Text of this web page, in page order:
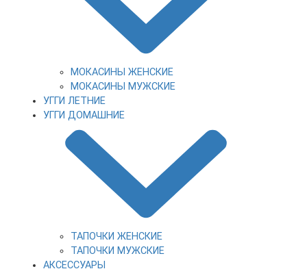
МОКАСИНЫ ЖЕНСКИЕ
МОКАСИНЫ МУЖСКИЕ
УГГИ ЛЕТНИЕ
УГГИ ДОМАШНИЕ
ТАПОЧКИ ЖЕНСКИЕ
ТАПОЧКИ МУЖСКИЕ
АКСЕССУАРЫ